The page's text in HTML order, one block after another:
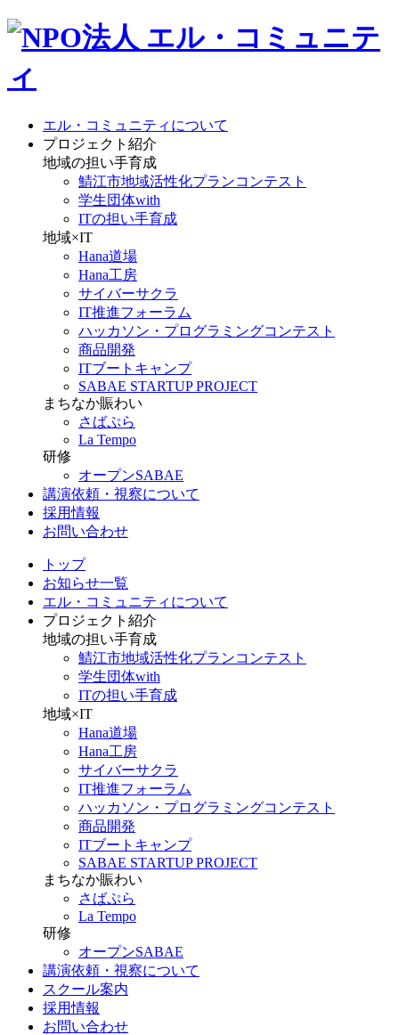
エル・コミュニティについて
プロジェクト紹介
地域の担い手育成
鯖江市地域活性化プランコンテスト
学生団体with
ITの担い手育成
地域×IT
Hana道場
Hana工房
サイバーサクラ
IT推進フォーラム
ハッカソン・プログラミングコンテスト
商品開発
ITブートキャンプ
SABAE STARTUP PROJECT
まちなか賑わい
さばぷら
La Tempo
研修
オープンSABAE
講演依頼・視察について
採用情報
お問い合わせ
トップ
お知らせ一覧
エル・コミュニティについて
プロジェクト紹介
地域の担い手育成
鯖江市地域活性化プランコンテスト
学生団体with
ITの担い手育成
地域×IT
Hana道場
Hana工房
サイバーサクラ
IT推進フォーラム
ハッカソン・プログラミングコンテスト
商品開発
ITブートキャンプ
SABAE STARTUP PROJECT
まちなか賑わい
さばぷら
La Tempo
研修
オープンSABAE
講演依頼・視察について
スクール案内
採用情報
お問い合わせ